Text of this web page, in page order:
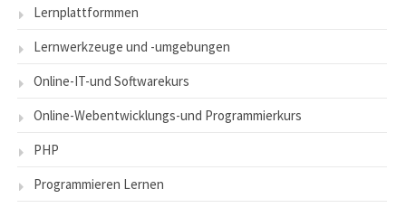
Lernplattformmen
Lernwerkzeuge und -umgebungen
Online-IT-und Softwarekurs
Online-Webentwicklungs-und Programmierkurs
PHP
Programmieren Lernen